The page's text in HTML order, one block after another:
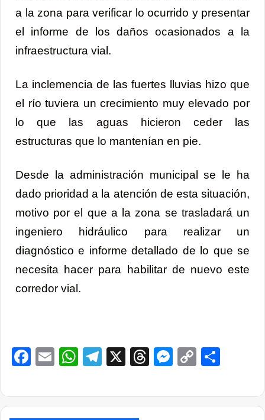
a la zona para verificar lo ocurrido y presentar
el informe de los daños ocasionados a la
infraestructura vial.
La inclemencia de las fuertes lluvias hizo que
el río tuviera un crecimiento muy elevado por
lo que las aguas hicieron ceder las
estructuras que lo mantenían en pie.
Desde la administración municipal se le ha
dado prioridad a la atención de esta situación,
motivo por el que a la zona se trasladará un
ingeniero hidráulico para realizar un
diagnóstico e informe detallado de lo que se
necesita hacer para habilitar de nuevo este
corredor vial.
Facebook
EmailWhatsApp
Telegram
X ThreadsCopy